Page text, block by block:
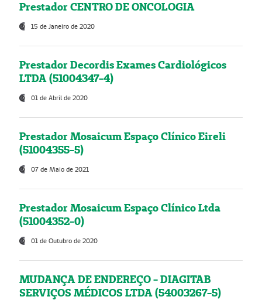
Prestador CENTRO DE ONCOLOGIA
15 de Janeiro de 2020
Prestador Decordis Exames Cardiológicos
LTDA (51004347-4)
01 de Abril de 2020
Prestador Mosaicum Espaço Clínico Eireli
(51004355-5)
07 de Maio de 2021
Prestador Mosaicum Espaço Clínico Ltda
(51004352-0)
01 de Outubro de 2020
MUDANÇA DE ENDEREÇO - DIAGITAB
SERVIÇOS MÉDICOS LTDA (54003267-5)